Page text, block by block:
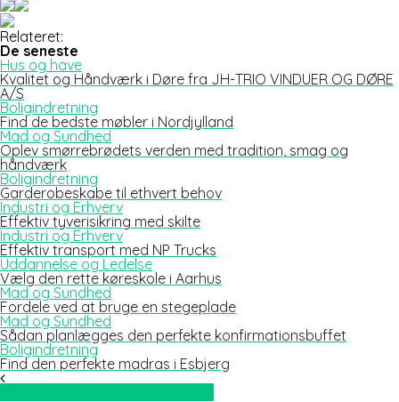
Relateret:
De seneste
Hus og have
Kvalitet og Håndværk i Døre fra JH-TRIO VINDUER OG DØRE
A/S
Boligindretning
Find de bedste møbler i Nordjylland
Mad og Sundhed
Oplev smørrebrødets verden med tradition, smag og
håndværk
Boligindretning
Garderobeskabe til ethvert behov
Industri og Erhverv
Effektiv tyverisikring med skilte
Industri og Erhverv
Effektiv transport med NP Trucks
Uddannelse og Ledelse
Vælg den rette køreskole i Aarhus
Mad og Sundhed
Fordele ved at bruge en stegeplade
Mad og Sundhed
Sådan planlægges den perfekte konfirmationsbuffet
Boligindretning
Find den perfekte madras i Esbjerg